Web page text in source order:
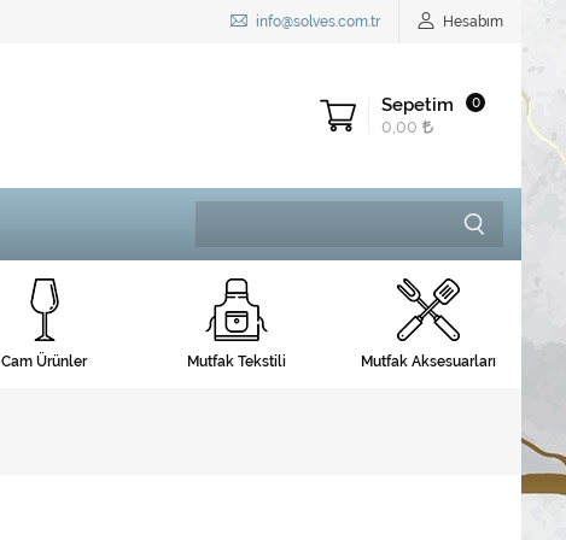
info@solves.com.tr Hesabım
Sepetim 0
0,00
Cam Ürünler Mutfak Tekstili Mutfak Aksesuarları